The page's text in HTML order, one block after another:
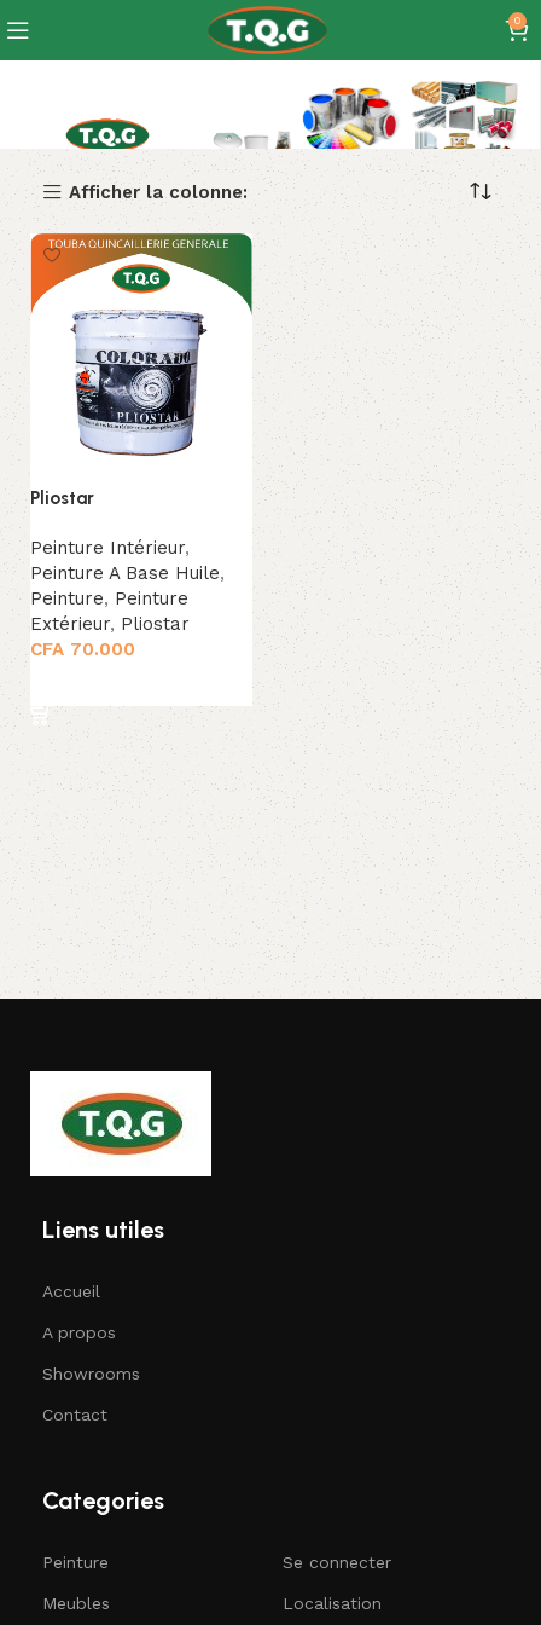
0
Pliostar
Afficher la colonne:
Pliostar
Peinture Intérieur,
Peinture A Base Huile,
Peinture, Peinture
Extérieur, Pliostar
CFA 70.000
Liens utiles
Accueil
A propos
Showrooms
Contact
Categories
Peinture
Meubles
Se connecter
Localisation